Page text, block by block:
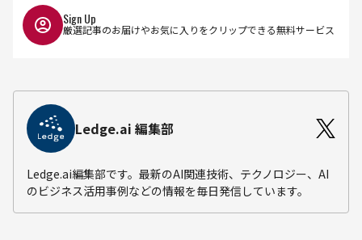
Sign Up
厳選記事のお届けやお気に入りをクリップできる無料サービス
Ledge.ai 編集部
Ledge.ai編集部です。最新のAI関連技術、テクノロジー、AI
のビジネス活用事例などの情報を毎日発信しています。